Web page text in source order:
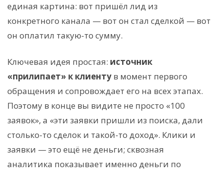
единая картина: вот пришёл лид из
конкретного канала — вот он стал сделкой — вот
он оплатил такую-то сумму.
Ключевая идея простая: источник
«прилипает» к клиенту в момент первого
обращения и сопровождает его на всех этапах.
Поэтому в конце вы видите не просто «100
заявок», а «эти заявки пришли из поиска, дали
столько-то сделок и такой-то доход». Клики и
заявки — это ещё не деньги; сквозная
аналитика показывает именно деньги по